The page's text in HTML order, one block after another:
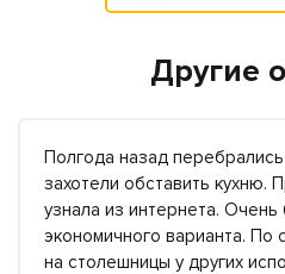
Другие
Полгода назад
захотели обставить кухню.
узнала из интернета.
экономичного варианта. По
на столешницы у других